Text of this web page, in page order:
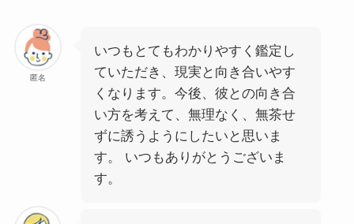
匿名
いつもとてもわかりやすく鑑定し
ていただき、現実と向き合いやす
くなります。今後、彼との向き合
い方を考えて、無理なく、無茶せ
ずに誘うようにしたいと思いま
す。 いつもありがとうございま
す。